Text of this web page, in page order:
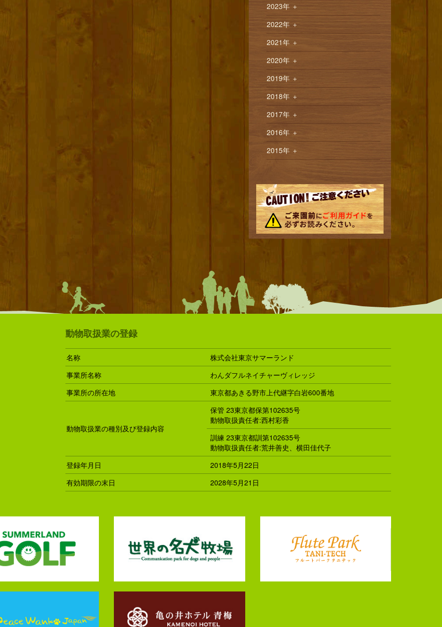
2023年 ＋
2022年 ＋
2021年 ＋
2020年 ＋
2019年 ＋
2018年 ＋
2017年 ＋
2016年 ＋
2015年 ＋
動物取扱業の登録
名称
株式会社東京サマーランド
事業所名称
わんダフルネイチャーヴィレッジ
事業所の所在地
東京都あきる野市上代継字白岩600番地
動物取扱業の種別及び登録内容
保管 23東京都保第102635号
動物取扱責任者:西村彩香
訓練 23東京都訓第102635号
動物取扱責任者:荒井善史、横田佳代子
登録年月日
2018年5月22日
有効期限の末日
2028年5月21日